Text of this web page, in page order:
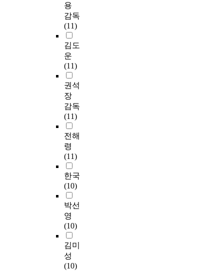
용
감독
(11)
김도
운
(11)
권석
장
감독
(11)
전해
령
(11)
한국
(10)
박선
영
(10)
김미
성
(10)